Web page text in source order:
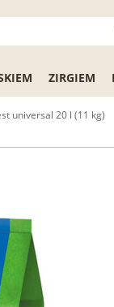
ZIRGIEM
universal 20 l (11 kg)